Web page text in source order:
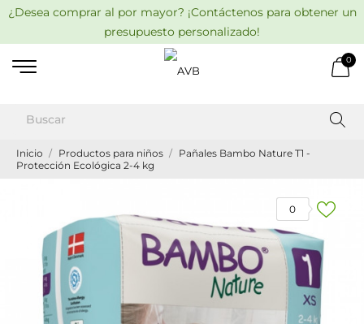
¿Desea comprar al por mayor? ¡Contáctenos para obtener un
presupuesto personalizado!
0
Inicio Productos para niños
Pañales Bambo Nature T1 -
Protección Ecológica 2-4 kg
0